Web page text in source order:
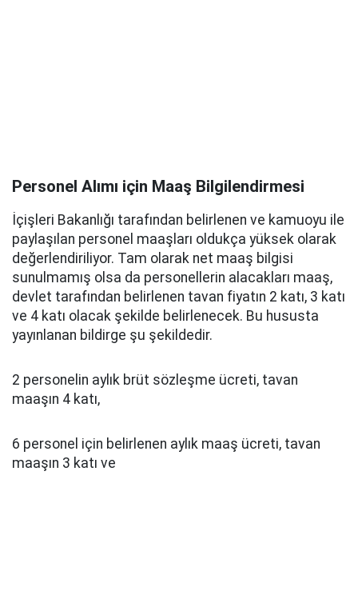
Personel Alımı için Maaş Bilgilendirmesi
İçişleri Bakanlığı tarafından belirlenen ve kamuoyu ile
paylaşılan personel maaşları oldukça yüksek olarak
değerlendiriliyor. Tam olarak net maaş bilgisi
sunulmamış olsa da personellerin alacakları maaş,
devlet tarafından belirlenen tavan fiyatın 2 katı, 3 katı
ve 4 katı olacak şekilde belirlenecek. Bu hususta
yayınlanan bildirge şu şekildedir.
2 personelin aylık brüt sözleşme ücreti, tavan
maaşın 4 katı,
6 personel için belirlenen aylık maaş ücreti, tavan
maaşın 3 katı ve